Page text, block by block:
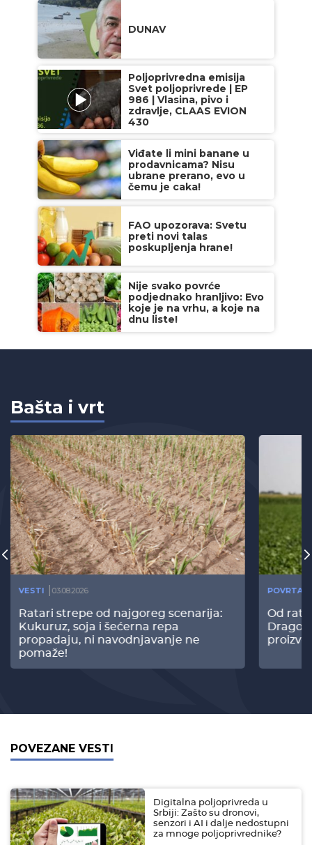
DUNAV
Poljoprivredna emisija
Svet poljoprivrede | EP
986 | Vlasina, pivo i
zdravlje, CLAAS EVION
430
Viđate li mini banane u
prodavnicama? Nisu
ubrane prerano, evo u
čemu je caka!
FAO upozorava: Svetu
preti novi talas
poskupljenja hrane!
Nije svako povrće
podjednako hranljivo: Evo
koje je na vrhu, a koje na
dnu liste!
Bašta i vrt
VESTI 03.08.2026
Ratari strepe od najgoreg scenarija:
Kukuruz, soja i šećerna repa
propadaju, ni navodnjavanje ne
pomaže!
Od
POVEZANE VESTI
Digitalna poljoprivreda u
Srbiji: Zašto su dronovi,
senzori i AI i dalje nedostupni
za mnoge poljoprivrednike?